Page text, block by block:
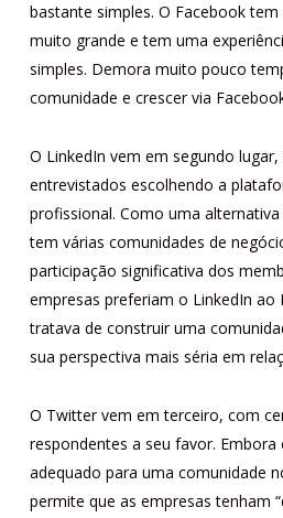
bastante simples. O Facebook
muito grande e tem uma
simples. Demora muito pouco
comunidade e crescer via
O LinkedIn vem em segundo
entrevistados escolhendo a
profissional. Como uma
tem várias comunidades de
participação significativa dos
empresas preferiam o LinkedIn ao
tratava de construir uma
sua perspectiva mais séria em
O Twitter vem em terceiro, com
respondentes a seu favor.
adequado para uma comunidade
permite que as empresas tenham